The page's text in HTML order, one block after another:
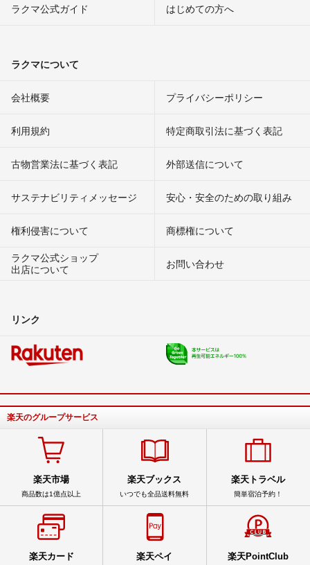
ラクマ公式ガイド はじめての方へ
ラクマについて
会社概要 プライバシーポリシー
利用規約 特定商取引法に基づく表記
古物営業法に基づく表記 外部送信について
サステナビリティメッセージ 安心・安全のための取り組み
権利侵害について
商標権について
ラクマ公式ショップ
出店について
お問い合わせ
リンク
楽天のグループサービス
楽天市場
商品数は1億点以上
楽天ブックス
いつでも全品送料無料
楽天トラベル
簡単宿泊予約！
楽天カード 楽天ペイ 楽天PointClub